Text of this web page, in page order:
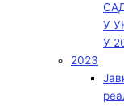
У
У
2023